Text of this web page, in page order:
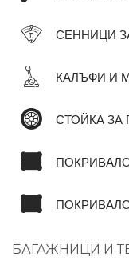
СЕННИЦИ
КАЛЪФИ И
СТОЙКА ЗА
БАГАЖНИЦИ И